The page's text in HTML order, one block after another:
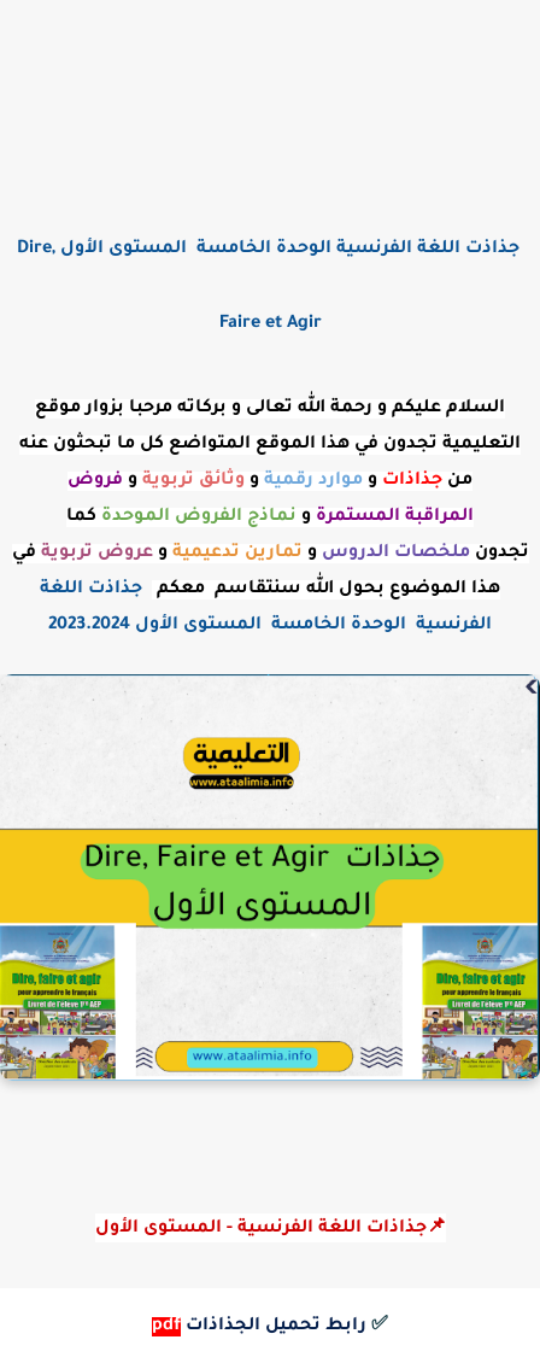
جذاذت اللغة الفرنسية الوحدة الخامسة المستوى الأول Dire,
Faire et Agir
السلام عليكم و رحمة الله تعالى و بركاته مرحبا بزوار موقع
التعليمية تجدون في هذا الموقع المتواضع كل ما تبحثون عنه
من جذاذات و موارد رقمية و وثائق تربوية و فروض
المراقبة المستمرة و نماذج الفروض الموحدة كما
تجدونملخصات الدروس و تمارين تدعيمية وعروض تربوية في
هذا الموضوع بحول الله سنتقاسم معكم
جذاذت اللغة
الفرنسية الوحدة الخامسة المستوى الأول 2023.2024
📌جذاذات اللغة الفرنسية - المستوى الأول
✅ رابط تحميل الجذاذات pdf